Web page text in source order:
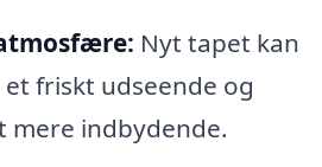
Nyt tapet kan
friskt udseende og
mere indbydende.